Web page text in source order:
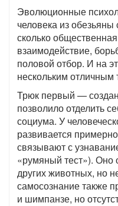
Эволюционные
человека из обезьяны
сколько
взаимодействие,
половой отбор. И на
нескольким отличным
Трюк первый —
позволило отделить
социума. У
развивается
связывают с
«румяный тест»). Оно
других животных, но
самосознание также
и шимпанзе, но